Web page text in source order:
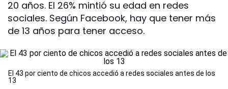
20 años. El 26% mintió su edad en redes
sociales. Según Facebook, hay que tener más
de 13 años para tener acceso.
El 43 por ciento de chicos accedió a redes sociales antes de los
13